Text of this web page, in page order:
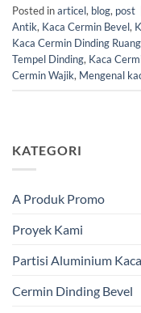
Posted inarticel, blog, post
Antik, Kaca Cermin Bevel,
Kaca Cermin Dinding
Tempel Dinding, Kaca
Cermin Wajik, Mengenal
KATEGORI
A Produk Promo
Proyek Kami
Partisi Aluminium Kaca
Cermin Dinding Bevel